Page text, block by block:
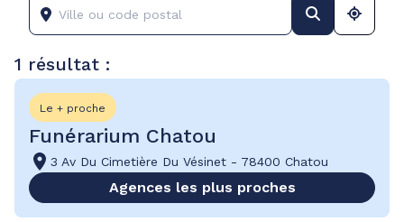
1 résultat :
Le + proche
Funérarium Chatou
3 Av Du Cimetière Du Vésinet - 78400 Chatou
Agences les plus proches